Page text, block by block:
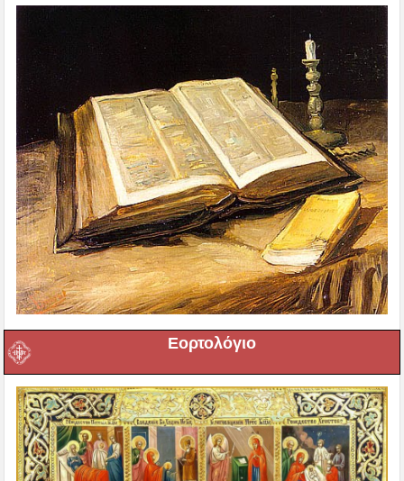
Εορτολόγιο